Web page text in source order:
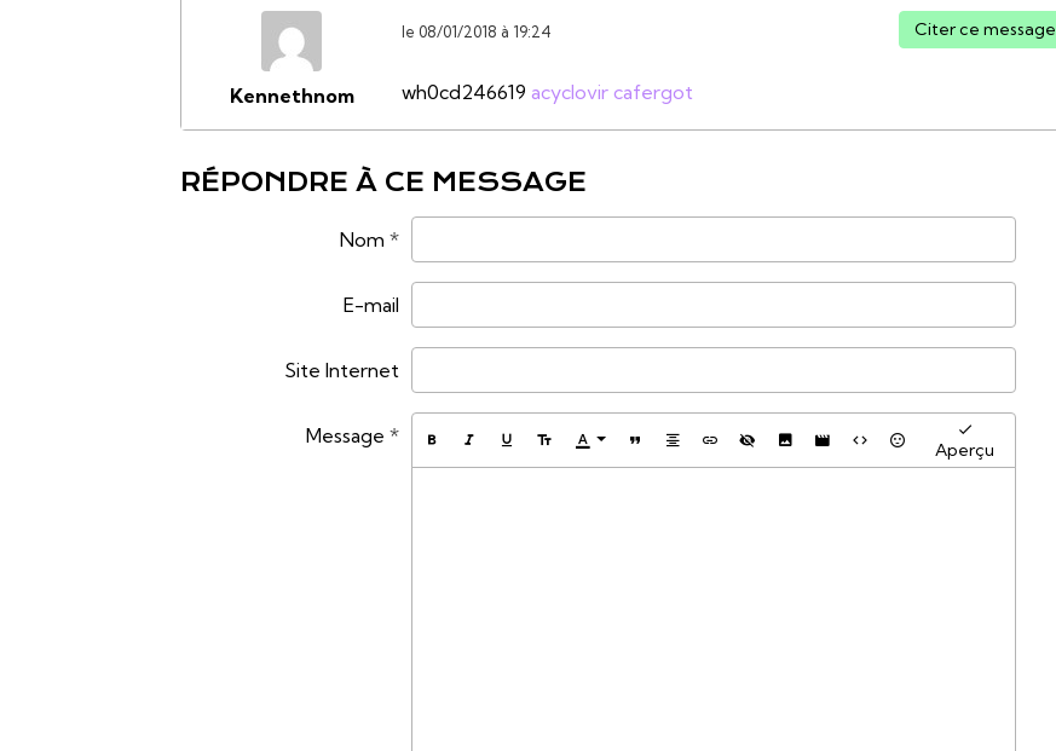
Kennethnom
le 08/01/2018 à 19:24 Citer ce message
wh0cd246619acyclovir cafergot
RÉPONDRE À CE MESSAGE
Nom
E-mail
Site Internet
Message
Aperçu